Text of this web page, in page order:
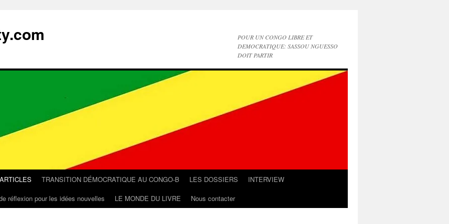
POUR UN CONGO LIBRE ET
DEMOCRATIQUE: SASSOU NGUESSO
DOIT PARTIR
TRANSITION DÉMOCRATIQUE AU CONGO-B LES DOSSIERS
INTERVIEW
réflexion pour les idées nouvelles LE MONDE DU LIVRE Nous contacter